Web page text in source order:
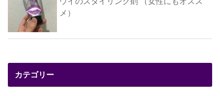
メ）
カテゴリー